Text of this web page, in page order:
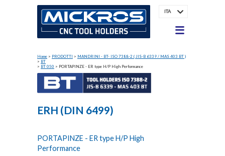
ITA
Home > PRODOTTI > MANDRINI - BT- ISO 7388-2 ( JIS-B 6339 / MAS 403 BT )
> BT
> BT 050 > PORTAPINZE - ER type H/P High Performance
ERH (DIN 6499)
PORTAPINZE - ER type H/P High
Performance